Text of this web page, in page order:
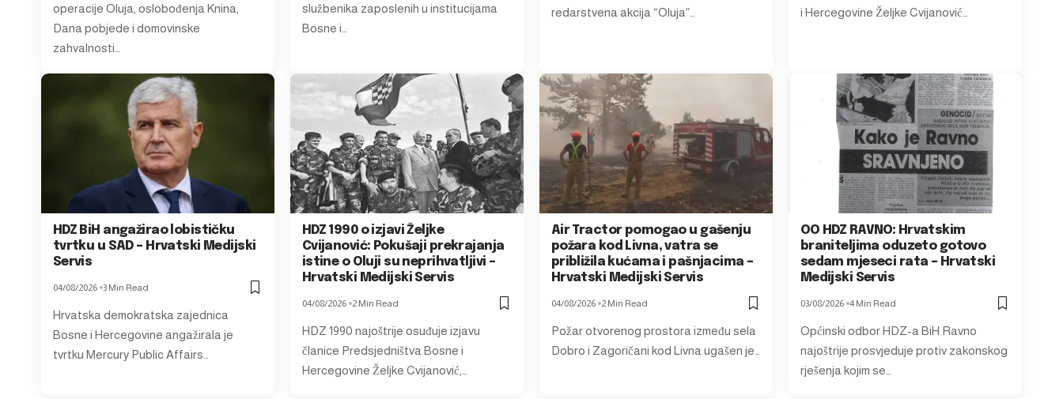
operacije Oluja, oslobođenja Knina,
Dana pobjede i domovinske
zahvalnosti…
službenika zaposlenih u institucijama
Bosne i…
redarstvena akcija “Oluja”…
i Hercegovine Željke Cvijanović…
HDZ BiH angažirao lobističku
tvrtku u SAD – Hrvatski Medijski
Servis
04/08/2026 3 Min Read
Hrvatska demokratska zajednica
Bosne i Hercegovine angažirala je
tvrtku Mercury Public Affairs…
HDZ 1990 o izjavi Željke
Cvijanović: Pokušaji prekrajanja
istine o Oluji su neprihvatljivi –
Hrvatski Medijski Servis
04/08/2026 2 Min Read
HDZ 1990 najoštrije osuđuje izjavu
članice Predsjedništva Bosne i
Hercegovine Željke Cvijanović,…
Air Tractor pomogao u gašenju
požara kod Livna, vatra se
približila kućama i pašnjacima –
Hrvatski Medijski Servis
04/08/2026 2 Min Read
Požar otvorenog prostora između sela
Dobro i Zagoričani kod Livna ugašen je…
OO HDZ RAVNO: Hrvatskim
braniteljima oduzeto gotovo
sedam mjeseci rata – Hrvatski
Medijski Servis
03/08/2026 4 Min Read
Općinski odbor HDZ-a BiH Ravno
najoštrije prosvjeduje protiv zakonskog
rješenja kojim se…